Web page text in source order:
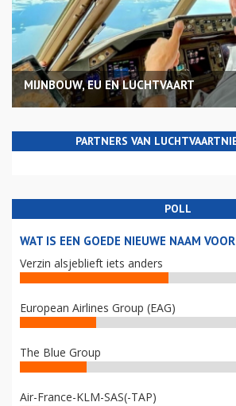
MIJNBOUW, EU EN LUCHTVAART
PARTNERS VAN
POLL
WAT IS EEN GOEDE NIEUWE NAAM
Verzin alsjeblieft iets anders
European Airlines Group (EAG)
The Blue Group
Air-France-KLM-SAS(-TAP)